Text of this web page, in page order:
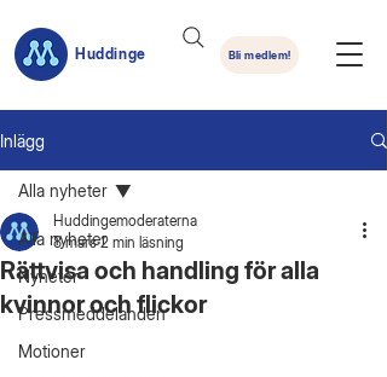
Huddinge Bli medlem!
Inlägg
Alla nyheter
Nyheter
Pressmeddelanden
Motioner
Alla nyheter
Rättvisa och handling för alla
kvinnor och flickor
Huddingemoderaterna
8 mars 2 min läsning